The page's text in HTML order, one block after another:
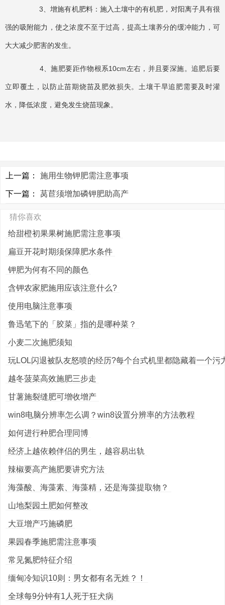
3、增施有机肥料：施入土壤中的有机肥，对阳离子具有很
强的吸附能力，使之浓度不至于过高，提高土壤养分的缓冲能力，可
大大减少肥害的发生。
4、施肥要距作物根系10cm左右，并且要深施。追肥后要
立即覆土，以防止苗期烧苗及肥效损失。土壤干旱追肥需要及时灌
水，降低浓度，避免发生烧苗现象。
上一篇： 施用生物钾肥需注意事项
下一篇： 莴苣须增加磷钾肥助高产
猜你喜欢
给甜橙初果果树施肥需注意事项
扁豆开花时期须保障肥水条件
钾肥为何有不同的颜色
含钾农家肥施用应该注意什么?
使用电脑注意事项
鲁迅笔下的「胶菜」指的是哪种菜？
小麦二次施肥须知
玩LOL闪退被队友怒喷的经历?每个台式机里都隐藏着一个污
越冬菠菜高效施肥三步走
甘薯施裂缝肥可增收增产
win8电脑分辨率怎么调？win8设置分辨率的方法教程
如何进行种肥合理同博
经济上越依赖伴侣的男生，越容易出轨
辣椒要高产施肥要讲究方法
海藻酸、海藻素、海藻精，还是海藻提取物？
山地梨园土肥如何整改
大豆增产巧施磷肥
果园春季施肥需注意事项
常见氮肥特征介绍
缅甸冷知识10则：男女都有名无姓？！
全球每9分钟有1人死于狂犬病